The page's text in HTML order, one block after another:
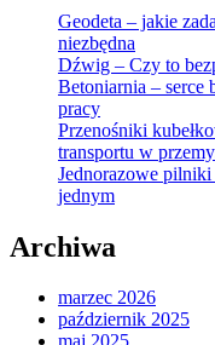
Geodeta – jakie
niezbędna
Dźwig – Czy to
Betoniarnia –
pracy
Przenośniki
transportu w
Jednorazowe
jednym
Archiwa
marzec 2026
październik 2025